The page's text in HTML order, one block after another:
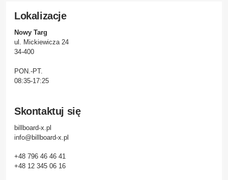
Lokalizacje
Nowy Targ
ul. Mickiewicza 24
34-400
PON.-PT.
08:35-17:25
Skontaktuj się
billboard-x.pl
info@billboard-x.pl
+48 796 46 46 41
+48 12 345 06 16